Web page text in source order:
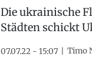
Die ukrainische
Städten schickt
07.07.22 - 15:07 Timo